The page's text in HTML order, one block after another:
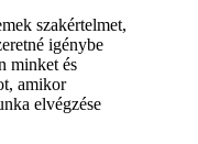
szakértelmet,
igénybe
minket és
amikor
elvégzése